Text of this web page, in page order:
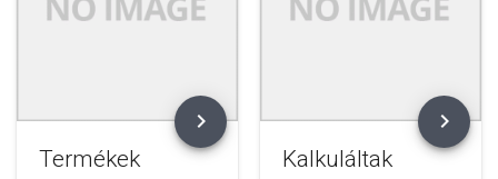
chevron_right
Termékek
chevron_right
Kalkuláltak